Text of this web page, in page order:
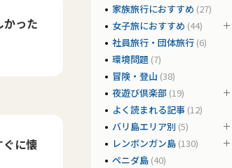
かった
ぐに懐
家族旅行におすすめ (27)
女子旅におすすめ (44)
社員旅行・団体旅行 (6)
環境問題 (7)
冒険・登山 (38)
夜遊び倶楽部 (19)
よく読まれる記事 (12)
バリ島エリア別 (5)
レンボンガン島 (130)
ペニダ島 (40)